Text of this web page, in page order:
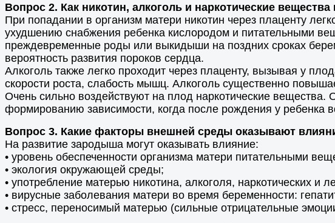
Вопрос 2. Как никотин, алкоголь и наркотические
При попадании в организм матери никотин через плаценту
ухудшению снабжения ребенка кислородом и питательными
преждевременные роды или выкидыши на поздних сроках
вероятность развития пороков сердца.
Алкоголь также легко проходит через плаценту, вызывая у
скорости роста, слабость мышц. Алкоголь существенно
Очень сильно воздействуют на плод наркотические
формированию зависимости, когда после рождения у ребенка
Вопрос 3. Какие факторы внешней среды оказывают
На развитие зародыша могут оказывать влияние:
• уровень обеспеченности организма матери питательными
• экология окружающей среды;
• употребление матерью никотина, алкоголя, наркотических и
• вирусные заболевания матери во время беременности:
• стресс, переносимый матерью (сильные отрицательные